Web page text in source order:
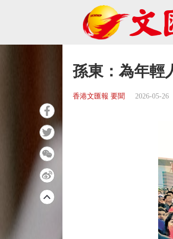
孫東：為年輕
香港文匯報 要聞 2026-05-26